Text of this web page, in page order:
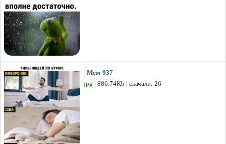
Мем-937
jpg | 886.74Kb | скачали: 26